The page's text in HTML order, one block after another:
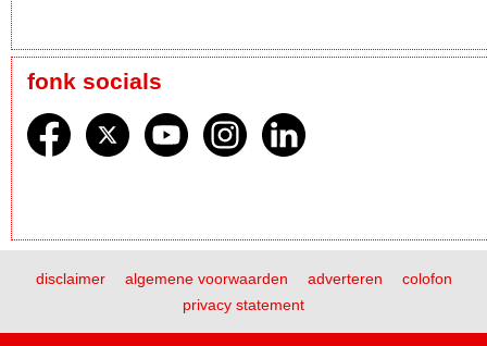
fonk socials
disclaimer algemene voorwaarden adverteren
colofon
privacy statement